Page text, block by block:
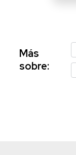
Más
sobre: